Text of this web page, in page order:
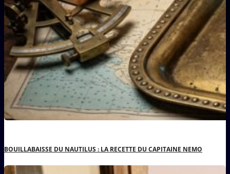
BOUILLABAISSE DU NAUTILUS : LA RECETTE DU CAPITAINE NEMO